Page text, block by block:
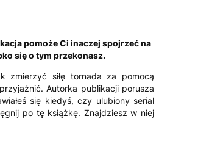
pomoże Ci inaczej spojrzeć na
się o tym przekonasz.
zmierzyć siłę tornada za pomocą
Autorka publikacji porusza
się kiedyś, czy ulubiony serial
po tę książkę. Znajdziesz w niej